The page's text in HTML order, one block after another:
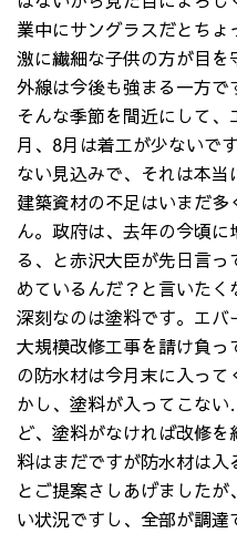
業中にサングラスだとち
激に繊細な子供の方が目
外線は今後も強まる一方で
そんな季節を間近にして
月、8月は着工が少ないで
ない見込みで、それは本当
建築資材の不足はいまだ
ん。政府は、去年の今頃
る、と赤沢大臣が先日言
めているんだ？と言いたく
深刻なのは塗料です。エ
大規模改修工事を請け負
の防水材は今月末に入っ
かし、塗料が入ってこな
ど、塗料がなければ改修
料はまだですが防水材は入
とご提案さしあげました
い状況ですし、全部が調